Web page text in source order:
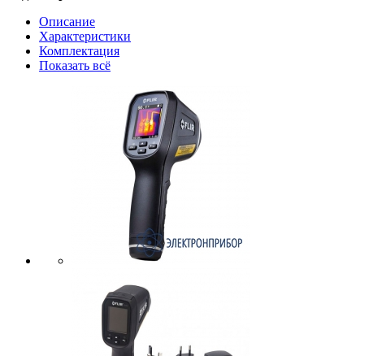
Описание
Характеристики
Комплектация
Показать всё